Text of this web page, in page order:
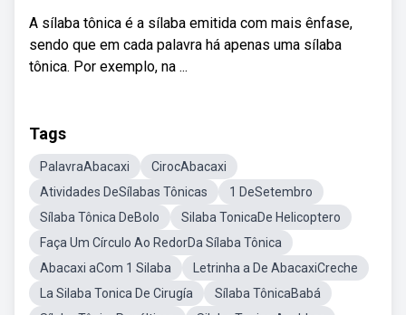
A sílaba tônica é a sílaba emitida com mais ênfase,
sendo que em cada palavra há apenas uma sílaba
tônica. Por exemplo, na ...
Tags
PalavraAbacaxi
CirocAbacaxi
Atividades DeSílabas Tônicas
1 DeSetembro
Sílaba Tônica DeBolo
Silaba TonicaDe Helicoptero
Faça Um Círculo Ao RedorDa Sílaba Tônica
Abacaxi aCom 1 Silaba
Letrinha a De AbacaxiCreche
La Silaba Tonica De Cirugía
Sílaba TônicaBabá